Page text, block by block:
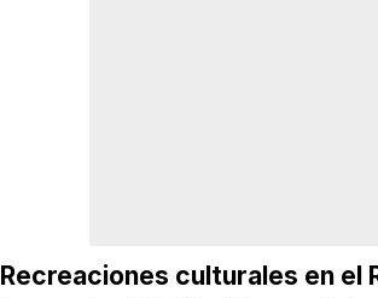
Recreaciones culturales en el